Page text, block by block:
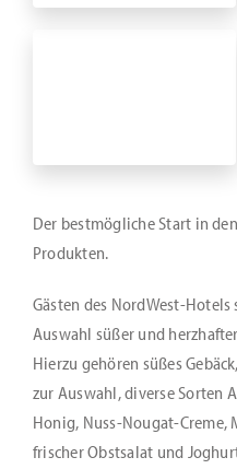
Der bestmögliche Start in
Produkten.
Gästen des NordWest-
Auswahl süßer und
Hierzu gehören süßes
zur Auswahl, diverse Sorten
Honig, Nuss-Nougat-Creme,
frischer Obstsalat und